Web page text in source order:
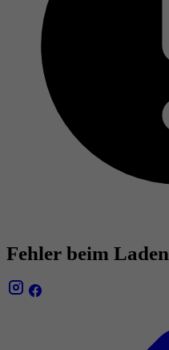
Fehler beim Laden